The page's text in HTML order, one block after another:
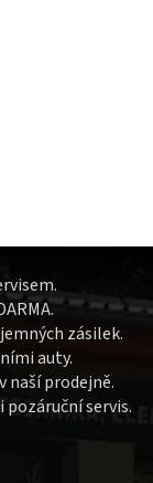
zásilek.
auty.
naší prodejně.
servis.